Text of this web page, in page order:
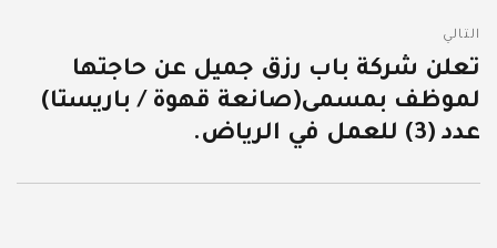
التالي
المقالة
التالية:
تعلن شركة باب رزق جميل عن حاجتها
لموظف بمسمى(صانعة قهوة / باريستا)
عدد (3) للعمل في الرياض.